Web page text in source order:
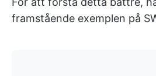
framstående exemplen på